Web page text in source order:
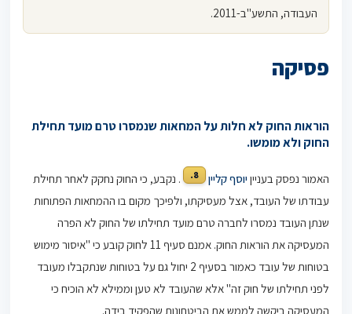
העבודה, התשע"ב-2011.
פסיקה
הוראות החוק לא חלות על המחאות שנמסרו טרם מועד תחילת
החוק ולא מומשו.
האמור נפסק בענייןיוסף קליין 8.
. נקבע, כי החוק נחקק לאחר תחילת
עבודתו של העובד, אצל מעסיקתו, ולפיכך מקום בו ההמחאות הפתוחות
שנתן העובד נמסרו לחברה טרם מועד תחילתו של החוק לא הפרה
המעסיקה את הוראות החוק. אמנם סעיף 11 לחוק קובע כי "איסור מימוש
בטוחות של עובד כאמור בסעיף 2 יחול גם על בטוחות שנתקבלו מעובד
לפני תחילתו של חוק זה" אלא שהעובד לא טען וממילא לא הוכיח כי
המעסיקה ביקשה לממש את הביטחונות שהפקיד בידה.